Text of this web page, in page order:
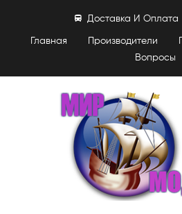
Главная Производители
Вопросы
Доставка И Оплата